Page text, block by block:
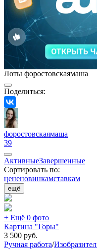
Лоты форостовскаямаша
Поделиться:
форостовскаямаша
39
АктивныеЗавершенные
Сортировать по:
цененовинкамставкам
ещё
+ Ещё 0 фото
Картина "Горы"
3 500 руб.
Ручная работа/